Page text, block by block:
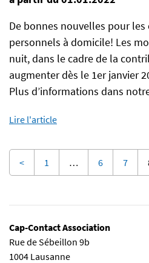
De bonnes nouvelles pour les
personnels à domicile! Les
nuit, dans le cadre de la
augmenter dès le 1er janvier
Plus d’informations dans
Lire l'article
< 1 … 6 7
Cap-Contact Association
Rue de Sébeillon 9b
1004 Lausanne